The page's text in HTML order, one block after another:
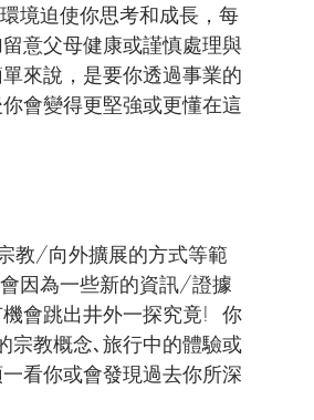
境迫使你思考和成長，每
意父母健康或謹慎處理與
來說，是要你透過事業的
會變得更堅強或更懂在這
教/向外擴展的方式等範
因為一些新的資訊/證據
會跳出井外一探究竟!  你
宗教概念､旅行中的體驗或
看你或會發現過去你所深